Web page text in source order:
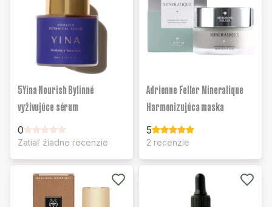
5Yina Nourish Bylinné
vyživujúce sérum
0
Zatiaľ žiadne recenzie
Adrienne Feller Mineralique
Harmonizujúca maska
5
2 recenzie